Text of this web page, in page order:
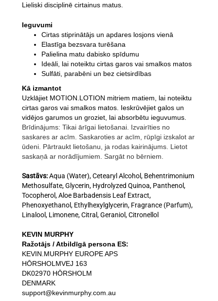
Lieliski disciplinē cirtainus matus.
Ieguvumi
Cirtas stiprinātājs un apdares losjons vienā
Elastīga bezsvara turēšana
Palielina matu dabisko spīdumu
Ideāli, lai noteiktu cirtas garos vai smalkos matos
Sulfāti, parabēni un bez cietsirdības
Kā izmantot
Uzklājiet MOTION.LOTION mitriem matiem, lai noteiktu
cirtas garos vai smalkos matos. Ieskrūvējiet galos un
vidējos garumos un groziet, lai absorbētu ieguvumus.
Brīdinājums: Tikai ārīgai lietošanai. Izvairīties no
saskares ar acīm. Saskaroties ar acīm, rūpīgi izskalot ar
ūdeni. Pārtraukt lietošanu, ja rodas kairinājums. Lietot
saskaņā ar norādījumiem. Sargāt no bērniem.
Sastāvs:Aqua (Water), Cetearyl Alcohol, Behentrimonium
Methosulfate, Glycerin, Hydrolyzed Quinoa, Panthenol,
Tocopherol, Aloe Barbadensis Leaf Extract,
Phenoxyethanol, Ethylhexylglycerin, Fragrance (Parfum),
Linalool, Limonene, Citral, Geraniol, Citronellol
KEVIN MURPHY
Ražotājs / Atbildīgā persona ES:
KEVIN.MURPHY EUROPE APS
HŌRSHOLMVEJ 163
DK02970 HŌRSHOLM
DENMARK
support@kevinmurphy.com.au